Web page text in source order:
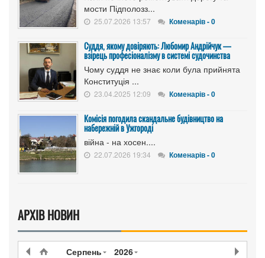
мости Підполозз...
25.07.2026 13:57 Коменарів - 0
Суддя, якому довіряють: Любомир Андрійчук —
взірець професіоналізму в системі судочинства
Чому суддя не знає коли була прийнята
Конституція ...
23.04.2025 12:09 Коменарів - 0
Комісія погодила скандальне будівництво на
набережній в Ужгороді
війна - на хосен....
22.07.2026 19:34 Коменарів - 0
АРХІВ НОВИН
Серпень 2026